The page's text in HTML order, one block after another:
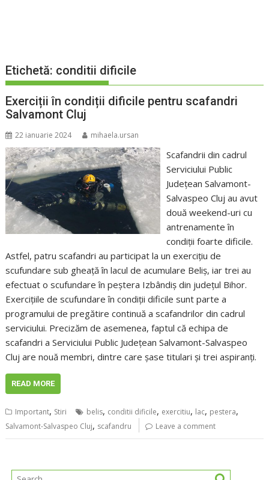
Etichetă: conditii dificile
Exerciții în condiții dificile pentru scafandri
Salvamont Cluj
22 ianuarie 2024 mihaela.ursan
Scafandrii din cadrul
Serviciului Public
Județean Salvamont-
Salvaspeo Cluj au avut
două weekend-uri cu
antrenamente în
condiții foarte dificile.
Astfel, patru scafandri au participat la un exercițiu de
scufundare sub gheață în lacul de acumulare Beliș, iar trei au
efectuat o scufundare în peștera Izbândiș din județul Bihor.
Exercițiile de scufundare în condiții dificile sunt parte a
programului de pregătire continuă a scafandrilor din cadrul
serviciului. Precizăm de asemenea, faptul că echipa de
scafandri a Serviciului Public Județean Salvamont-Salvaspeo
Cluj are nouă membri, dintre care șase titulari și trei aspiranți.
READ MORE
Important, Stiri belis, conditii dificile, exercitiu, lac, pestera,
Salvamont-Salvaspeo Cluj, scafandru Leave a comment